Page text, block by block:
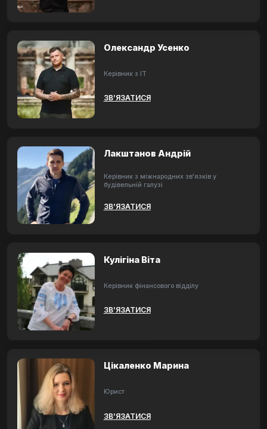
Олександр Усенко
Керівник з ІТ
ЗВ’ЯЗАТИСЯ
Лакштанов Андрій
Керівник з міжнародних зв'язків у
будівельній галузі
ЗВ’ЯЗАТИСЯ
Кулігіна Віта
Керівник фінансового відділу
ЗВ’ЯЗАТИСЯ
Цікаленко Марина
Юрист
ЗВ’ЯЗАТИСЯ